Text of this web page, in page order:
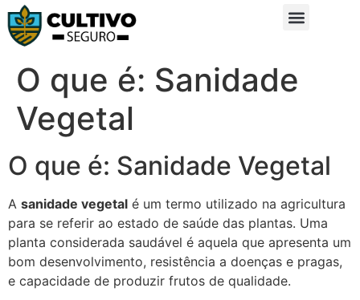
O que é: Sanidade
Vegetal
O que é: Sanidade Vegetal
A sanidade vegetal é um termo utilizado na agricultura
para se referir ao estado de saúde das plantas. Uma
planta considerada saudável é aquela que apresenta um
bom desenvolvimento, resistência a doenças e pragas,
e capacidade de produzir frutos de qualidade.